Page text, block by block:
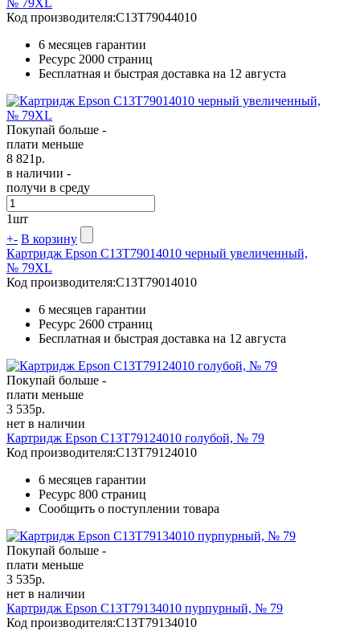
Код производителя:C13T79044010
6 месяцев гарантии
Ресурс 2000 страниц
Бесплатная и быстрая доставка на 12 августа
Покупай больше -
плати меньше
8 821р.
в наличии -
получи в среду
1шт
+- В корзину
Картридж Epson C13T79014010 черный увеличенный,
№ 79XL
Код производителя:C13T79014010
6 месяцев гарантии
Ресурс 2600 страниц
Бесплатная и быстрая доставка на 12 августа
Покупай больше -
плати меньше
3 535р.
нет в наличии
Картридж Epson C13T79124010 голубой, № 79
Код производителя:C13T79124010
6 месяцев гарантии
Ресурс 800 страниц
Сообщить о поступлении товара
Покупай больше -
плати меньше
3 535р.
нет в наличии
Картридж Epson C13T79134010 пурпурный, № 79
Код производителя:C13T79134010